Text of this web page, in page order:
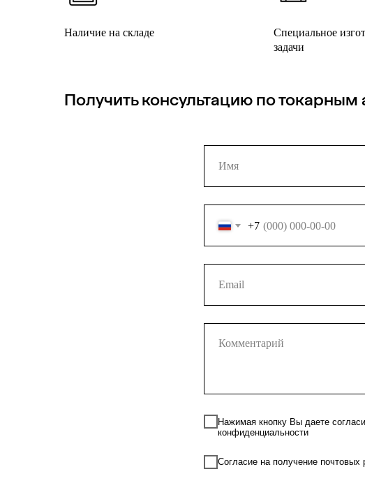
Наличие на складе
Специальное
задачи
Получить консультацию по токарным
+7
Нажимая кнопку Вы даете
конфиденциальности
Согласие на получение